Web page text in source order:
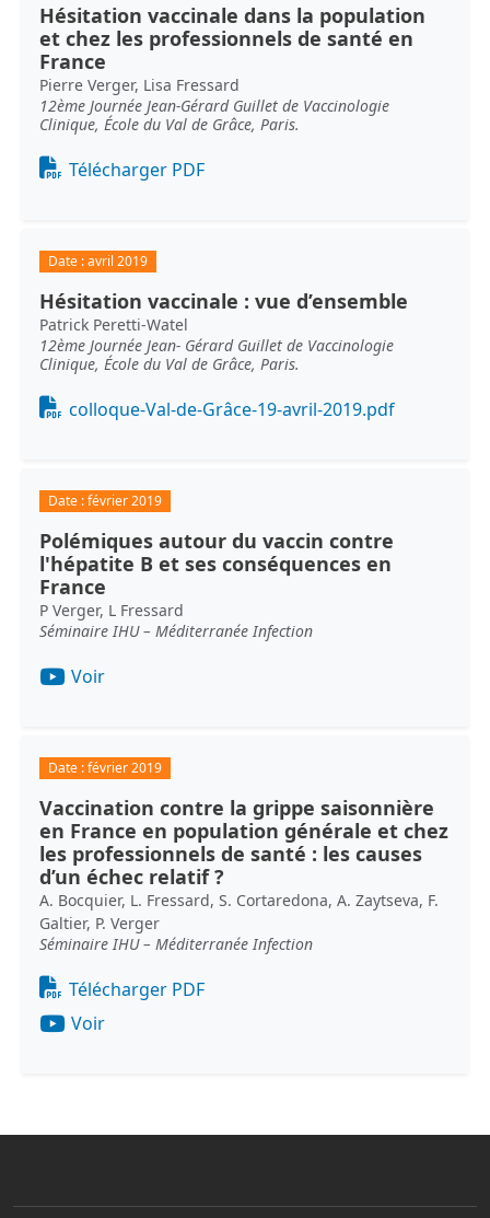
Hésitation vaccinale dans la population
et chez les professionnels de santé en
France
Pierre Verger, Lisa Fressard
12ème Journée Jean-Gérard Guillet de Vaccinologie
Clinique, École du Val de Grâce, Paris.
Document
Télécharger PDF
Date :avril 2019
Hésitation vaccinale : vue d’ensemble
Patrick Peretti-Watel
12ème Journée Jean- Gérard Guillet de Vaccinologie
Clinique, École du Val de Grâce, Paris.
Document
colloque-Val-de-Grâce-19-avril-2019.pdf
Date :février 2019
Polémiques autour du vaccin contre
l'hépatite B et ses conséquences en
France
P Verger, L Fressard
Séminaire IHU – Méditerranée Infection
Voir
Date :février 2019
Vaccination contre la grippe saisonnière
en France en population générale et chez
les professionnels de santé : les causes
d’un échec relatif ?
A. Bocquier, L. Fressard, S. Cortaredona, A. Zaytseva, F.
Galtier, P. Verger
Séminaire IHU – Méditerranée Infection
Document
Télécharger PDF
Voir